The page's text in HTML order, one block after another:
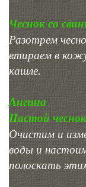
Чеснок со
Разотрем
втираем в
кашле.
Ангина
Настой
Очистим и
воды и
полоскать